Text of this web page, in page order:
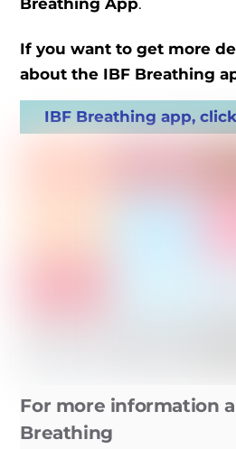
Breathing App.
If you want to get more
about the IBF Breathing
IBF Breathing app,
For more information
Breathing